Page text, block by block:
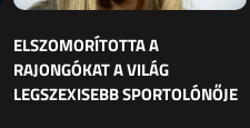
ELSZOMORÍTOTTA A
RAJONGÓKAT A VILÁG
LEGSZEXISEBB SPORTOLÓNŐJE